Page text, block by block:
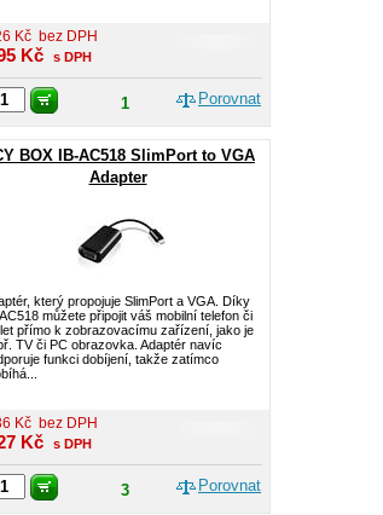
Kč bez DPH
Kč s DPH
Porovnat
1
BOX IB-AC518 SlimPort to VGA
Adapter
který propojuje SlimPort a VGA. Díky
můžete připojit váš mobilní telefon či
přímo k zobrazovacímu zařízení, jako je
TV či PC obrazovka. Adaptér navíc
funkci dobíjení, takže zatímco
Kč bez DPH
Kč s DPH
Porovnat
3